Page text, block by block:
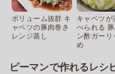
ボリューム抜群 キ
ャベツの豚肉巻き
レンジ蒸し
キャベツが
べられる
ン酢ガーリ
め
ピーマンで作れるレシ